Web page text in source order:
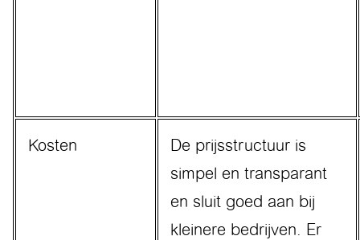
Kosten
De prijsstructuur is
simpel en transparant
en sluit goed aan bij
kleinere bedrijven. Er